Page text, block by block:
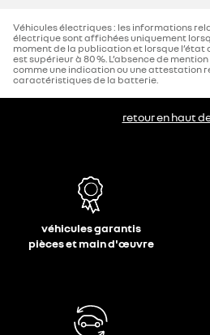
Véhicules électriques : les informations
électrique sont affichées uniquement
moment de la publication et lorsque l’état
est supérieur à 80 %. L’absence de
comme une indication ou une attestation
caractéristiques de la batterie.
retour en haut
véhicules garantis
pièces et main d'œuvre